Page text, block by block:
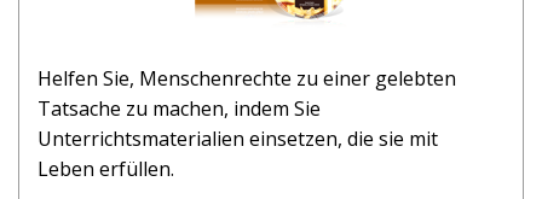
Helfen Sie, Menschenrechte zu einer gelebten
Tatsache zu machen, indem Sie
Unterrichtsmaterialien einsetzen, die sie mit
Leben erfüllen.